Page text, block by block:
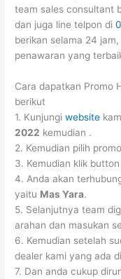
team sales consultant
dan juga line telpon di
berikan selama 24
penawaran yang
Cara dapatkan Promo
berikut
1. Kunjungiwebsite
2022 kemudian .
2. Kemudian pilih
3. Kemudian klik
4. Anda akan
yaitu Mas Yara.
5. Selanjutnya team
arahan dan masukan
6. Kemudian setelah
dealer kami yang ada
7. Dan anda cukup